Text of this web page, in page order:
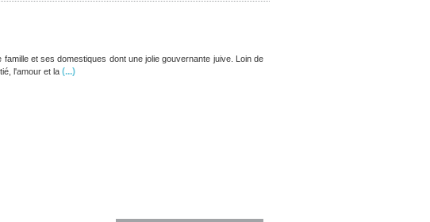
et ses domestiques dont une jolie gouvernante juive. Loin de
l'amour et la(...)